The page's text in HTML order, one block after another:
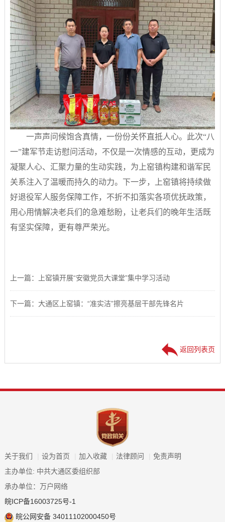
一声声问候饱含真情，一份份关怀直抵人心。此次“八
一”建军节走访慰问活动，不仅是一次情感的互动，更成为
凝聚人心、汇聚力量的生动实践，为上窑镇构建和谐军民
关系注入了温暖而持久的动力。下一步，上窑镇将持续做
好退役军人服务保障工作，不折不扣落实各项优抚政策，
用心用情解决老兵们的急难愁盼，让老兵们的晚年生活既
有坚实保障，更有尊严荣光。
上一篇：上窑镇开展“安徽党员大课堂”集中学习活动
下一篇：大通区上窑镇：“准实洁”擦亮基层干部先锋名片
返回列表页
关于我们 设为首页 加入收藏 法律顾问
免责声明
主办单位: 中共大通区委组织部
承办单位：万户网络
皖ICP备16003725号-1
皖公网安备 34011102000450号